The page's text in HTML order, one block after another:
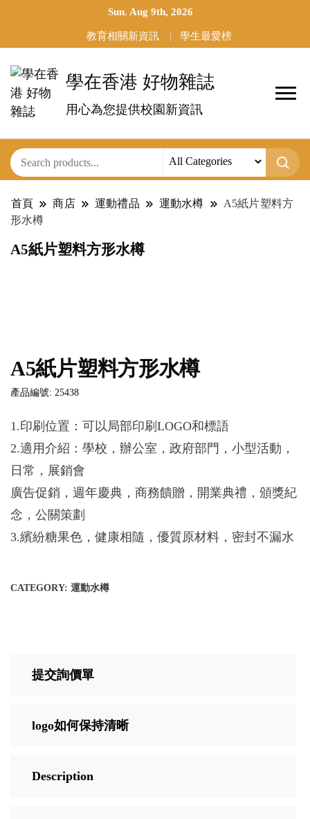
Sun. Aug 9th, 2026
教育相關新資訊 學生最愛榜
學在香港 好物雜誌
用心為您提供校園新資訊
首頁 商店 運動禮品 運動水樽
A5紙片塑料方
形水樽
A5紙片塑料方形水樽
A5紙片塑料方形水樽
產品編號: 25438
1.印刷位置：可以局部印刷LOGO和標語
2.適用介紹：學校，辦公室，政府部門，小型活動，
日常，展銷會
廣告促銷，週年慶典，商務饋贈，開業典禮，頒獎紀
念，公關策劃
3.繽紛糖果色，健康相隨，優質原材料，密封不漏水
CATEGORY: 運動水樽
提交詢價單
logo如何保持清晰
Description